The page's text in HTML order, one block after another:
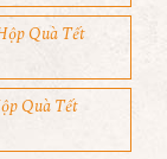
Quà Tết
Quà Tết